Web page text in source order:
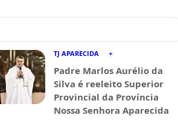
TJ APARECIDA
Padre Marlos Aurélio da
Silva é reeleito Superior
Provincial da Província
Nossa Senhora Aparecida